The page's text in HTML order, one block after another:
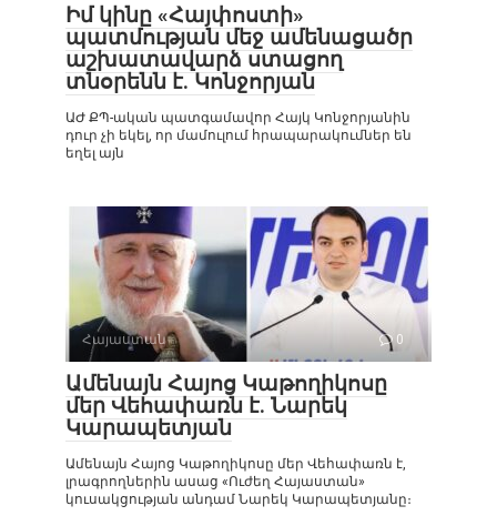
Իմ կինը «Հայփոստի»
պատմության մեջ ամենացածր
աշխատավարձ ստացող
տնօրենն է. Կոնջորյան
ԱԺ ՔՊ-ական պատգամավոր Հայկ Կոնջորյանին
դուր չի եկել, որ մամուլում հրապարակումներ են
եղել այն
Հայաստան 0
Ամենայն Հայոց Կաթողիկոսը
մեր Վեհափառն է. Նարեկ
Կարապետյան
Ամենայն Հայոց Կաթողիկոսը մեր Վեհափառն է,
լրագրողներին ասաց «Ուժեղ Հայաստան»
կուսակցության անդամ Նարեկ Կարապետյանը։